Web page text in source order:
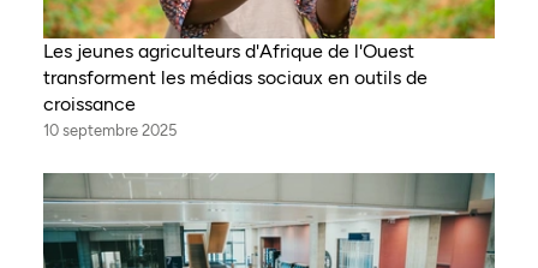
Les jeunes agriculteurs d'Afrique de l'Ouest
transforment les médias sociaux en outils de
croissance
10 septembre 2025